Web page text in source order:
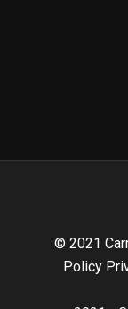
© 2021
Policy